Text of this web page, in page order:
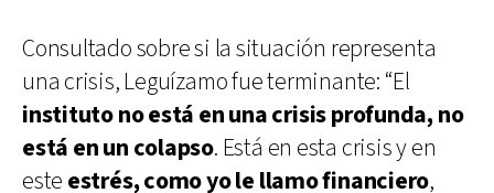
Consultado sobre si la situación representa
una crisis, Leguízamo fue terminante: “El
instituto no está en una crisis profunda, no
está en un colapso. Está en esta crisis y en
este estrés, como yo le llamo financiero,